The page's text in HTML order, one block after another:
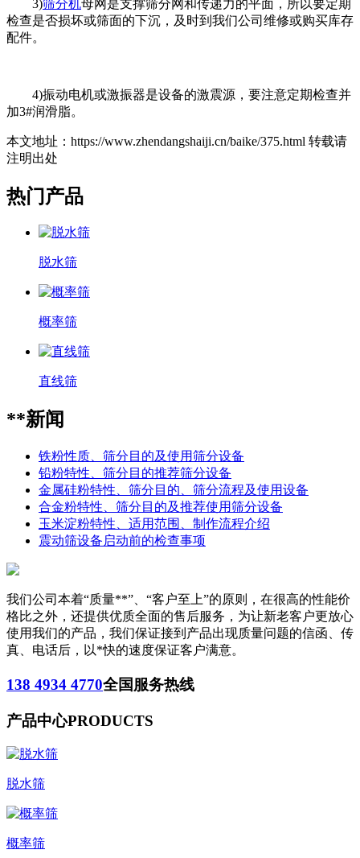
3)筛分机母网是支撑筛分网和传递力的平面，所以要定期
检查是否损坏或筛面的下沉，及时到我们公司维修或购买库存
配件。
4)振动电机或激振器是设备的激震源，要注意定期检查并
加3#润滑脂。
本文地址：https://www.zhendangshaiji.cn/baike/375.html 转载请
注明出处
热门产品
脱水筛
概率筛
直线筛
**新闻
铁粉性质、筛分目的及使用筛分设备
铅粉特性、筛分目的推荐筛分设备
金属硅粉特性、筛分目的、筛分流程及使用设备
合金粉特性、筛分目的及推荐使用筛分设备
玉米淀粉特性、适用范围、制作流程介绍
震动筛设备启动前的检查事项
我们公司本着“质量**”、“客户至上”的原则，在很高的性能价
格比之外，还提供优质全面的售后服务，为让新老客户更放心
使用我们的产品，我们保证接到产品出现质量问题的信函、传
真、电话后，以*快的速度保证客户满意。
138 4934 4770全国服务热线
产品中心PRODUCTS
脱水筛
概率筛